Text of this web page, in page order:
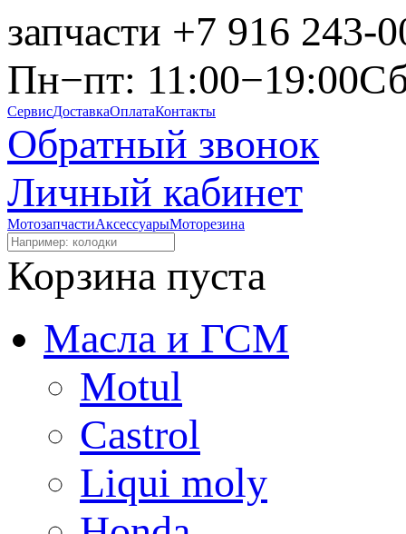
запчасти +7 916 243-
Пн−пт: 11:00−19:00
СервисДоставкаОплатаКонтакты
Обратный звонок
Личный кабинет
МотозапчастиАксессуарыМоторезина
Корзина пуста
Масла и ГСМ
Motul
Castrol
Liqui moly